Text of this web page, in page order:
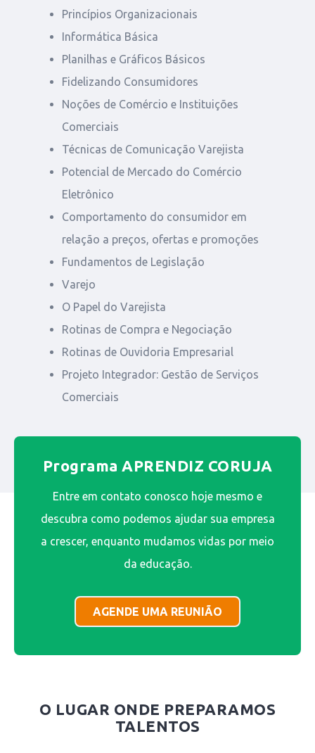
Princípios Organizacionais
Informática Básica
Planilhas e Gráficos Básicos
Fidelizando Consumidores
Noções de Comércio e Instituições
Comerciais
Técnicas de Comunicação Varejista
Potencial de Mercado do Comércio
Eletrônico
Comportamento do consumidor em
relação a preços, ofertas e promoções
Fundamentos de Legislação
Varejo
O Papel do Varejista
Rotinas de Compra e Negociação
Rotinas de Ouvidoria Empresarial
Projeto Integrador: Gestão de Serviços
Comerciais
Programa APRENDIZ CORUJA
Entre em contato conosco hoje mesmo e
descubra como podemos ajudar sua empresa
a crescer, enquanto mudamos vidas por meio
da educação.
AGENDE UMA REUNIÃO
O LUGAR ONDE PREPARAMOS
TALENTOS